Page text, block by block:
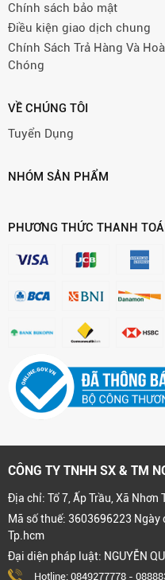
Chính sách bảo mật
Điều kiện giao dịch chung
Chính Sách Trả Hàng Và
Chóng
VỀ CHÚNG TÔI
Tuyển Dụng
NHÓM SẢN PHẨM
PHƯƠNG THỨC THANH
CÔNG TY TNHH SX & TM
Địa chỉ: Tổ 7, Ấp Trầu, Xã Nhơn
Mã số thuế: 3603696223
Tp.hcm
Đại diện pháp luật: NGUYỄN
Hotline: 0849277778 -